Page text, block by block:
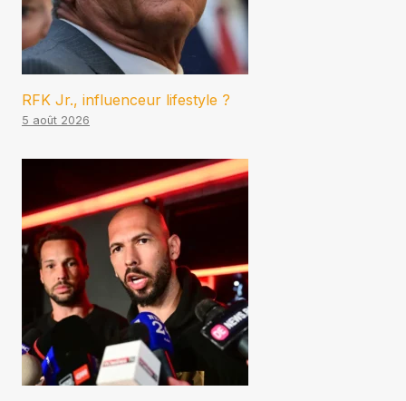
RFK Jr., influenceur lifestyle ?
5 août 2026